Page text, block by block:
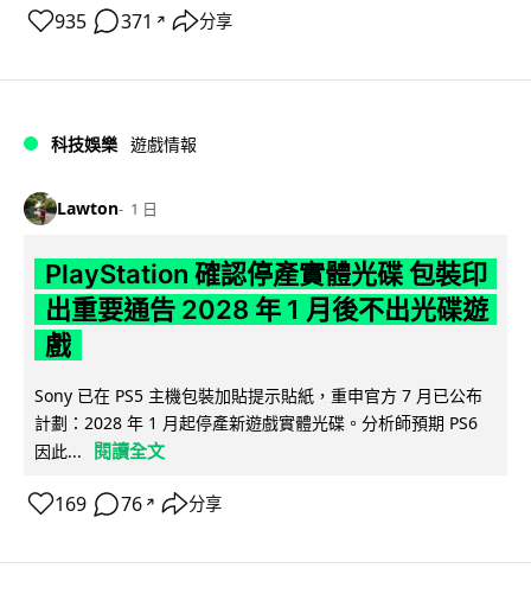
935 371 ↗ 分享
科技娛樂 遊戲情報
Lawton 1 日
PlayStation 確認停產實體光碟 包裝印
出重要通告 2028 年 1 月後不出光碟遊
戲
Sony 已在 PS5 主機包裝加貼提示貼紙，重申官方 7 月已公布
計劃：2028 年 1 月起停產新遊戲實體光碟。分析師預期 PS6
因此...
閱讀全文
169 76 ↗ 分享